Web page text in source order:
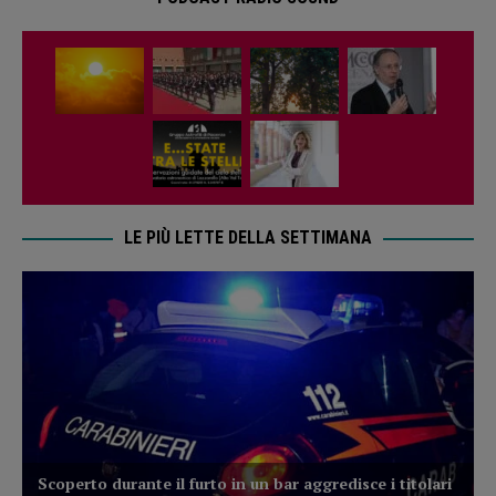
LE PIÙ LETTE DELLA SETTIMANA